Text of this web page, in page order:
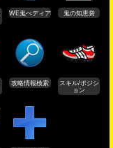
WE鬼ぺディア 鬼の知恵袋
攻略情報検索
スキル/ポジシ
ョン